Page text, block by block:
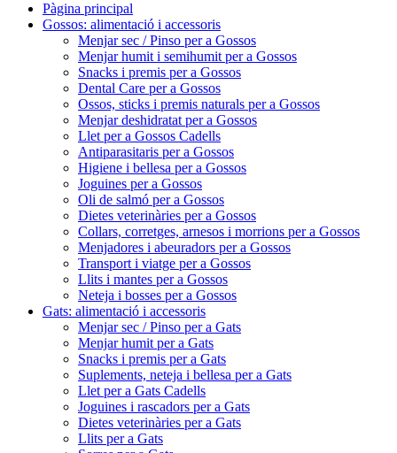
Pàgina principal
Gossos: alimentació i accessoris
Menjar sec / Pinso per a Gossos
Menjar humit i semihumit per a Gossos
Snacks i premis per a Gossos
Dental Care per a Gossos
Ossos, sticks i premis naturals per a Gossos
Menjar deshidratat per a Gossos
Llet per a Gossos Cadells
Antiparasitaris per a Gossos
Higiene i bellesa per a Gossos
Joguines per a Gossos
Oli de salmó per a Gossos
Dietes veterinàries per a Gossos
Collars, corretges, arnesos i morrions per a Gossos
Menjadores i abeuradors per a Gossos
Transport i viatge per a Gossos
Llits i mantes per a Gossos
Neteja i bosses per a Gossos
Gats: alimentació i accessoris
Menjar sec / Pinso per a Gats
Menjar humit per a Gats
Snacks i premis per a Gats
Suplements, neteja i bellesa per a Gats
Llet per a Gats Cadells
Joguines i rascadors per a Gats
Dietes veterinàries per a Gats
Llits per a Gats